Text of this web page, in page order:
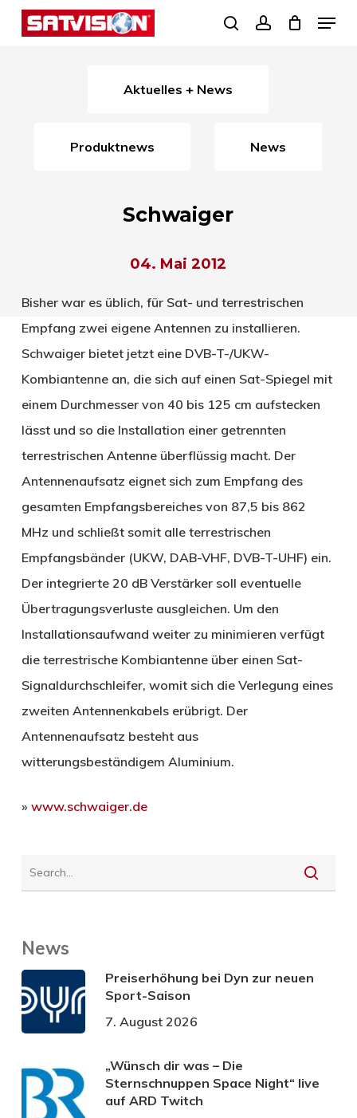
Skip
search
Menu
Aktuelles + News
Produktnews News
Schwaiger
04. Mai 2012
Bisher war es üblich, für Sat- und terrestrischen
Empfang zwei eigene Antennen zu installieren.
Schwaiger bietet jetzt eine DVB-T-/UKW-
Kombiantenne an, die sich auf einen Sat-Spiegel mit
einem Durchmesser von 40 bis 125 cm aufstecken
lässt und so die Installation einer getrennten
terrestrischen Antenne überflüssig macht. Der
Antennenaufsatz eignet sich zum Empfang des
gesamten Empfangsbereiches von 87,5 bis 862
MHz und schließt somit alle terrestrischen
Empfangsbänder (UKW, DAB-VHF, DVB-T-UHF) ein.
Der integrierte 20 dB Verstärker soll eventuelle
Übertragungsverluste ausgleichen. Um den
Installationsaufwand weiter zu minimieren verfügt
die terrestrische Kombiantenne über einen Sat-
Signaldurchschleifer, womit sich die Verlegung eines
zweiten Antennenkabels erübrigt. Der
Antennenaufsatz besteht aus
witterungsbeständigem Aluminium.
» www.schwaiger.de
News
Preiserhöhung bei Dyn zur neuen
Sport-Saison
7. August 2026
„Wünsch dir was – Die
Sternschnuppen Space Night“ live
auf ARD Twitch